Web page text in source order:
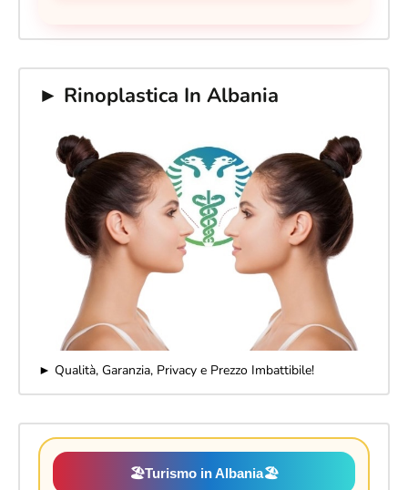
► Rinoplastica In Albania
► Qualità, Garanzia, Privacy e Prezzo Imbattibile!
🏖️Turismo in Albania🏖️